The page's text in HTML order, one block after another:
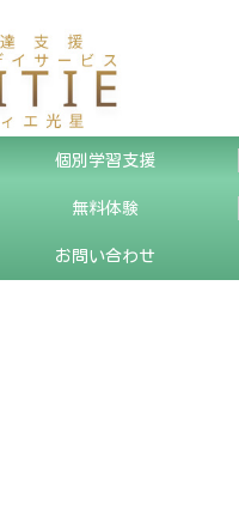
個別学習支援
無料体験
お問い合わせ